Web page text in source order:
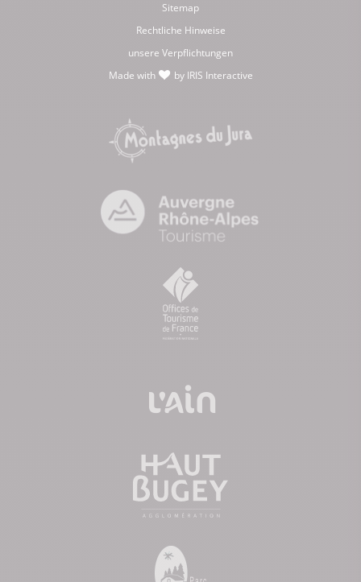
Sitemap
Rechtliche Hinweise
unsere Verpflichtungen
Made with
by IRIS Interactive